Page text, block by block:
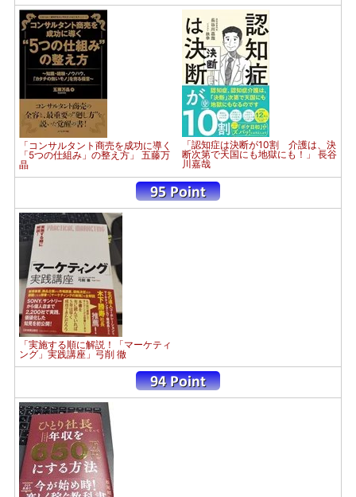
「コンサルタント商売を成功に導く
「5つの仕組み」の整え方」 五藤万
晶
「認知症は決断が10割 介護は、決
断次第で天国にも地獄にも！」 長谷
川嘉哉
「実施する順に解説！「マーケティ
ング」実践講座」弓削 徹